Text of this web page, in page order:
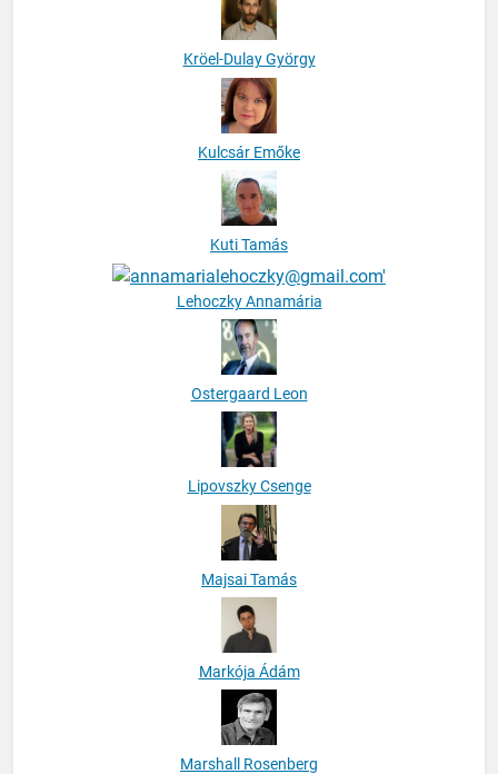
Kröel-Dulay György
Kulcsár Emőke
Kuti Tamás
Lehoczky Annamária
Ostergaard Leon
Lipovszky Csenge
Majsai Tamás
Markója Ádám